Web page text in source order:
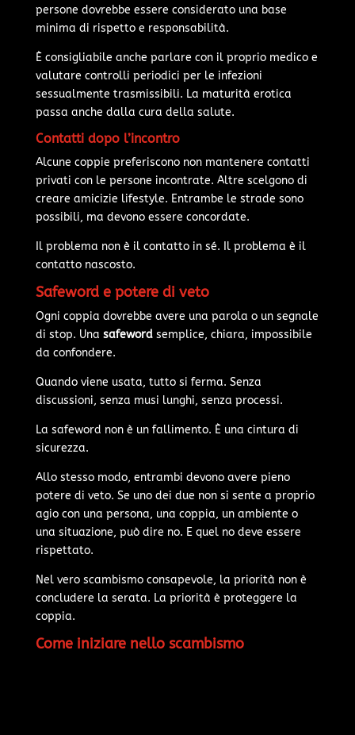
persone dovrebbe essere considerato una base
minima di rispetto e responsabilità.
È consigliabile anche parlare con il proprio medico e
valutare controlli periodici per le infezioni
sessualmente trasmissibili. La maturità erotica
passa anche dalla cura della salute.
Contatti dopo l’incontro
Alcune coppie preferiscono non mantenere contatti
privati con le persone incontrate. Altre scelgono di
creare amicizie lifestyle. Entrambe le strade sono
possibili, ma devono essere concordate.
Il problema non è il contatto in sé. Il problema è il
contatto nascosto.
Safeword e potere di veto
Ogni coppia dovrebbe avere una parola o un segnale
di stop. Una safewordsemplice, chiara, impossibile
da confondere.
Quando viene usata, tutto si ferma. Senza
discussioni, senza musi lunghi, senza processi.
La safeword non è un fallimento. È una cintura di
sicurezza.
Allo stesso modo, entrambi devono avere pieno
potere di veto. Se uno dei due non si sente a proprio
agio con una persona, una coppia, un ambiente o
una situazione, può dire no. E quel no deve essere
rispettato.
Nel vero scambismo consapevole, la priorità non è
concludere la serata. La priorità è proteggere la
coppia.
Come iniziare nello scambismo